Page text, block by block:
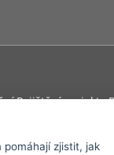
Pojištění majektu
e-Finance, a.s.
pomáhají zjistit, jak